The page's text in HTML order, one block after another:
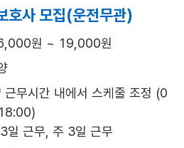
호사 모집(운전무관)
원 ~ 19,000원
무시간 내에서 스케줄 조정 (0
일 근무, 주 3일 근무